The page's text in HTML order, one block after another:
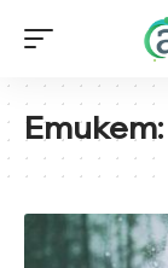
Етикет: